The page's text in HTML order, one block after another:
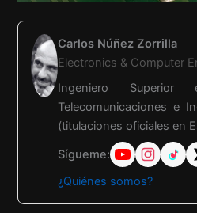
Carlos Núñez Zorrilla
Electronics & Computer
Ingeniero
Telecomunicaciones e
(titulaciones oficiales en
Sígueme:
¿Quiénes somos?